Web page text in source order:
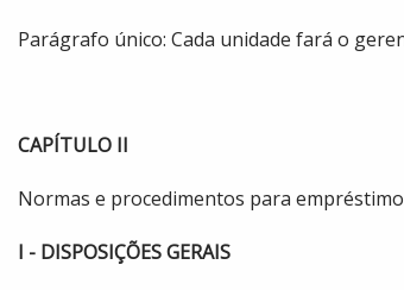
Parágrafo único: Cada unidade fará o
CAPÍTULO II
Normas e procedimentos para
I - DISPOSIÇÕES GERAIS